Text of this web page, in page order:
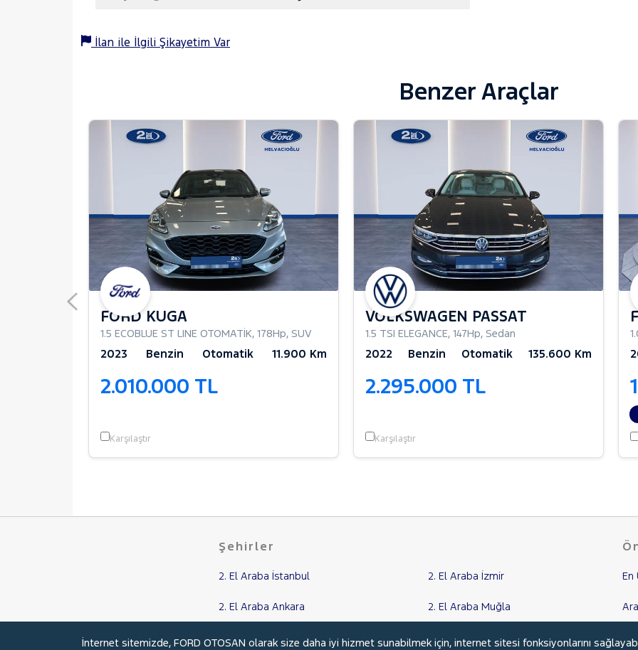
İlan ile İlgili Şikayetim Var
Benzer Araçlar
FORD KUGA
1.5 ECOBLUE ST LINE OTOMATİK, 178Hp, SUV
2023 Benzin Otomatik 11.900 Km
2.010.000 TL
Karşılaştır
VOLKSWAGEN PASSAT
1.5 TSI ELEGANCE, 147Hp, Sedan
2022 Benzin Otomatik 135.600 Km
2.295.000 TL
Karşılaştır
Şehirler
2. El Araba İstanbul 2. El Araba İzmir
2. El Araba Ankara 2. El Araba Muğla
2. El Araba Balıkesir 2. El Araba Adana
En
İnternet sitemizde, FORD OTOSAN olarak size daha iyi hizmet sunabilmek için, internet sitesi fonksiyonlarını